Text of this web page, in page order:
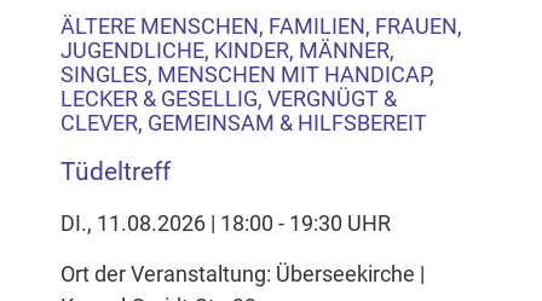
ÄLTERE MENSCHEN, FAMILIEN, FRAUEN,
JUGENDLICHE, KINDER, MÄNNER,
SINGLES, MENSCHEN MIT HANDICAP,
LECKER & GESELLIG, VERGNÜGT &
CLEVER, GEMEINSAM & HILFSBEREIT
Tüdeltreff
DI., 11.08.2026 | 18:00 - 19:30 UHR
Ort der Veranstaltung: Überseekirche |